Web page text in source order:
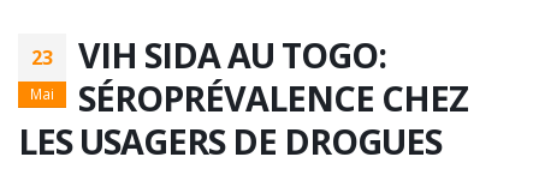
23
Mai
VIH SIDA AU TOGO:
SÉROPRÉVALENCE CHEZ
LES USAGERS DE DROGUES